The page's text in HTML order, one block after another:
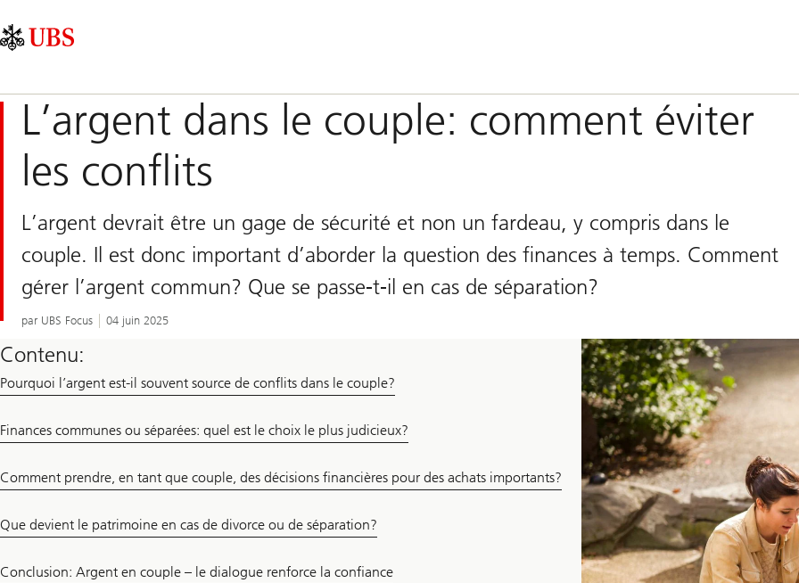
Area
principale
L’argent dans le couple: comment éviter
les conflits
L’argent devrait être un gage de sécurité et non un fardeau, y compris dans le
couple. Il est donc important d’aborder la question des finances à temps. Comment
gérer l’argent commun? Que se passe-t-il en cas de séparation?
par UBS Focus 04 juin 2025
Contenu:
Pourquoi l’argent est-il souvent source de conflits dans le couple?
Finances communes ou séparées: quel est le choix le plus judicieux?
Comment prendre, en tant que couple, des décisions financières pour des achats importants?
Que devient le patrimoine en cas de divorce ou de séparation?
Conclusion: Argent en couple – le dialogue renforce la confiance